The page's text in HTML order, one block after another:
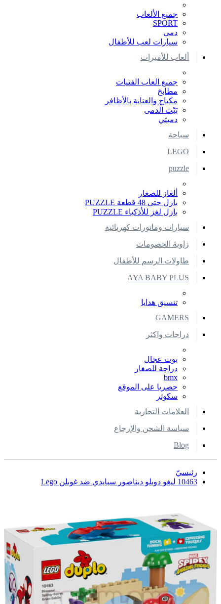
جميع الألعاب
SPORT
دمى
سيارات لعب للأطفال
ألعاب للأميرات
جميع العاب الفتيات
مطابخ
مكياج والعناية بالأظافر
بَيْت الدمى
دميتي
سباحة
LEGO
puzzle
ألغاز للصغار
بازل حتى 48 قطعة PUZZLE
بازل لغز للأذكياء PUZZLE
سيارات وماتورات كهربائية
زاوية الخصومات
طاولات الرسم للأطفال
AYA BABY PLUS
تنسيق هدايا
GAMERS
دراجات واكثر
بوت عجال
دراجة للصغار
bmx
حصريا على الموقع
سكوتر
العلامات التجارية
سياسة الشحن والإرجاع
Blog
رئيسيّ
10463 ليغو دوبلو ديناصور سبايدي ضد غوبلن Lego